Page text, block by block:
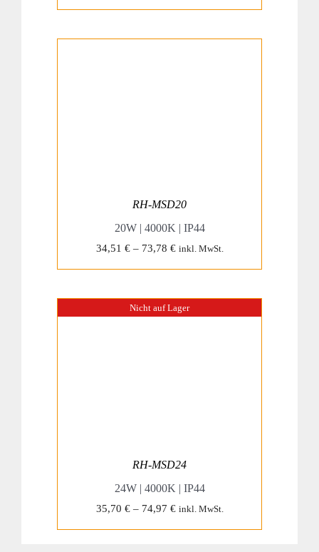
RH-MSD20
20W | 4000K | IP44
34,51 €– 73,78 € inkl. MwSt.
Nicht auf Lager
RH-MSD24
24W | 4000K | IP44
35,70 €– 74,97 € inkl. MwSt.